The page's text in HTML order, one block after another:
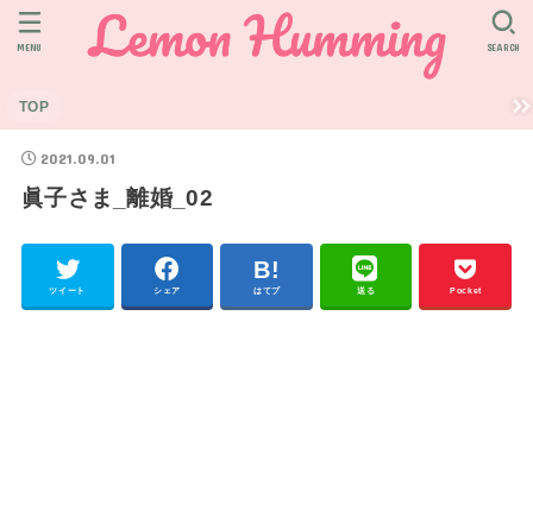
TOP
SEARCH
MENU
2021.09.01
眞子さま_離婚_02
ツイート シェア はてブ 送る Pocket